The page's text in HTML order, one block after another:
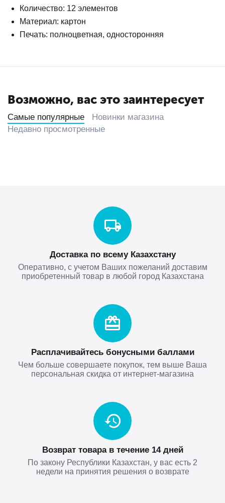
Количество: 12 элементов
Материал: картон
Печать: полноцветная, односторонняя
Возможно, вас это заинтересует
Самые популярные
Новинки магазина
Недавно просмотренные
Доставка по всему Казахстану
Оперативно, с учетом Ваших пожеланий доставим
приобретенный товар в любой город Казахстана
Расплачивайтесь бонусными баллами
Чем больше совершаете покупок, тем выше Ваша
персональная скидка от интернет-магазина
Возврат товара в течение 14 дней
По закону Республики Казахстан, у вас есть 2
недели на принятия решения о возврате